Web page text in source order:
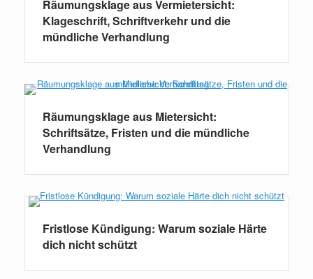
Räumungsklage aus Vermietersicht:
Klageschrift, Schriftverkehr und die
mündliche Verhandlung
Räumungsklage aus Mietersicht:
Schriftsätze, Fristen und die mündliche
Verhandlung
Fristlose Kündigung: Warum soziale Härte
dich nicht schützt